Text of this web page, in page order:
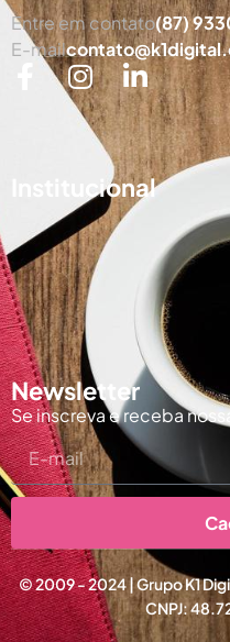
Entre em contato(87)
E-mail
Institucional
Newsletter
Se inscreva e receba
© 2009 - 2024 | Grupo K1
CNPJ: